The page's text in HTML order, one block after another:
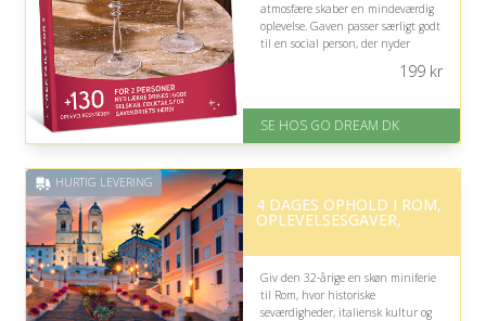
atmosfære skaber en mindeværdig
oplevelse. Gaven passer særligt godt
til en social person, der nyder
På lager
Levering: E-gavekort kan leveres
199kr
SE HOS GO DREAM DK
HURTIG LEVERING
4 DAGES OPHOLD I ROM,
OPLEVELSESGAVER,
Giv den 32-årige en skøn miniferie
til Rom, hvor historiske
seværdigheder, italiensk kultur og